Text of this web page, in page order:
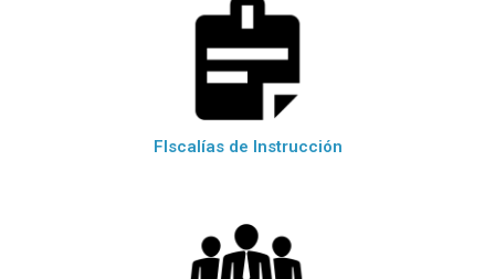
FIscalías de Instrucción